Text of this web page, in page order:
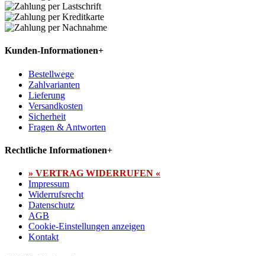
Kunden-Informationen+
Bestellwege
Zahlvarianten
Lieferung
Versandkosten
Sicherheit
Fragen & Antworten
Rechtliche Informationen+
» VERTRAG WIDERRUFEN «
Impressum
Widerrufsrecht
Datenschutz
AGB
Cookie-Einstellungen anzeigen
Kontakt